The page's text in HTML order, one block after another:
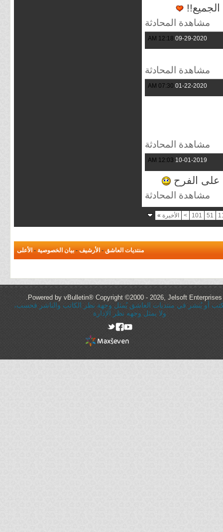
مشاهدة المحادثة
09-29-2020
12:18 AM
مشاهدة المحادثة
01-22-2020
07:30 AM
مشاهدة المحادثة
10-01-2019
12:03 AM
الفرح
مشاهدة المحادثة
51
101
> الأخيرة »
منتديات العاشق - الأرشيف - بيان الخصوصية - الأعلى
Powered by vBulletin® Copyright ©2000 - 2026, Jelsoft Enterprises
أو يُنشر في منتديات العاشق يُمثل وجهة نظر الكاتب والناشر فحسب،
ولا يمثل وجهه نظر الإدارة